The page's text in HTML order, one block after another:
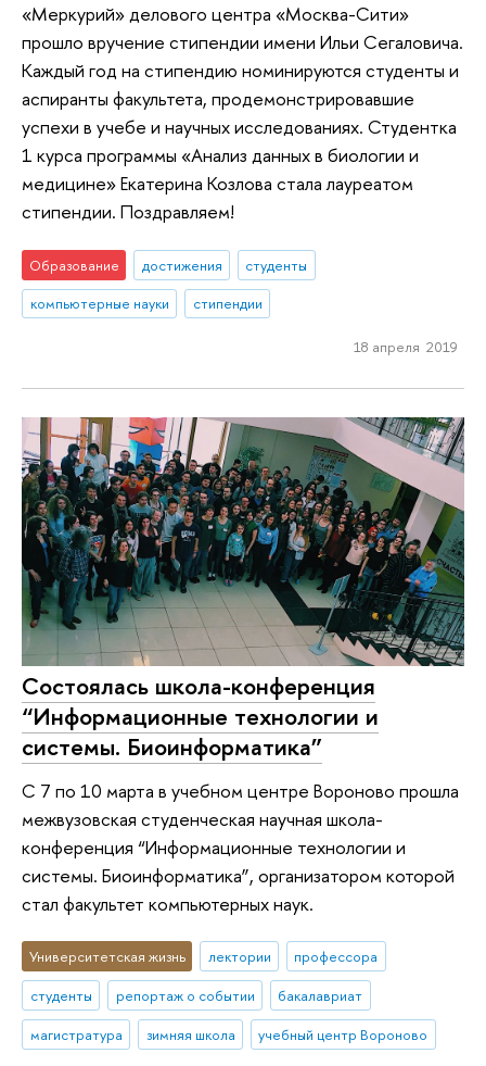
«Меркурий» делового центра «Москва-Сити»
прошло вручение стипендии имени Ильи Сегаловича.
Каждый год на стипендию номинируются студенты и
аспиранты факультета, продемонстрировавшие
успехи в учебе и научных исследованиях. Студентка
1 курса программы «Анализ данных в биологии и
медицине» Екатерина Козлова стала лауреатом
стипендии. Поздравляем!
Образование достижения
студенты
компьютерные науки
стипендии
18 апреля 2019
Состоялась школа-конференция
“Информационные технологии и
системы. Биоинформатика”
С 7 по 10 марта в учебном центре Вороново прошла
межвузовская студенческая научная школа-
конференция “Информационные технологии и
системы. Биоинформатика”, организатором которой
стал факультет компьютерных наук.
Университетская жизнь лектории
профессора
студенты
репортаж о событии
бакалавриат
магистратура
зимняя школа учебный центр Вороново